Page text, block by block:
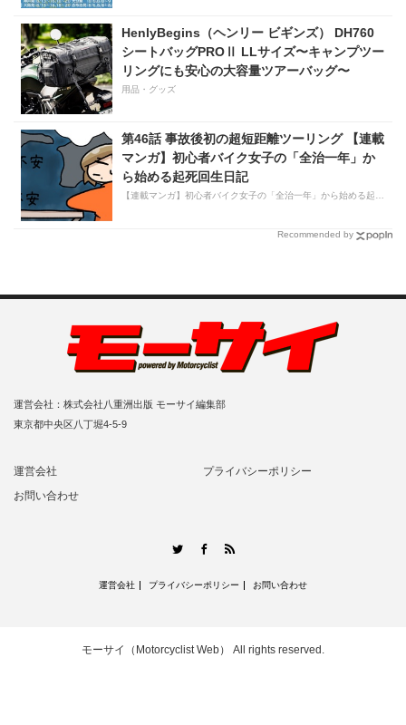
HenlyBegins（ヘンリー ビギンズ） DH760
シートバッグPROⅡ LLサイズ〜キャンプツー
リングにも安心の大容量ツアーバッグ〜
用品・グッズ
第46話 事故後初の超短距離ツーリング 【連載
マンガ】初心者バイク女子の「全治一年」か
ら始める起死回生日記
【連載マンガ】初心者バイク女子の「全治一年」から始める起死回生日記
Recommended by
運営会社：株式会社八重洲出版 モーサイ編集部
東京都中央区八丁堀4-5-9
運営会社
プライバシーポリシー
お問い合わせ
TwitterFacebook
運営会社 プライバシーポリシー お問い合わせ
モーサイ（Motorcyclist Web） All rights reserved.